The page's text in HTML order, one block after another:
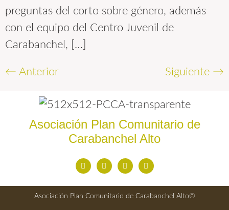
preguntas del corto sobre género, además
con el equipo del Centro Juvenil de
Carabanchel, […]
← Anterior Siguiente →
Asociación Plan Comunitario de
Carabanchel Alto
Asociación Plan Comunitario de Carabanchel Alto©